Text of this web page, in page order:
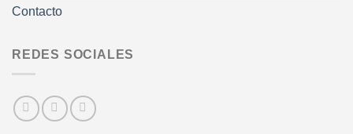
Contacto
REDES SOCIALES